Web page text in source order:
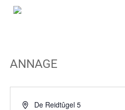
Skip
ANNAGE
AdresDe Reidtûgel 5